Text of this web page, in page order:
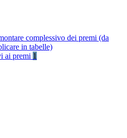
complessivo dei premi (da
in tabelle)
ai premi 1